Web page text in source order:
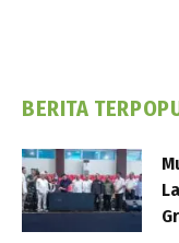
BERITA